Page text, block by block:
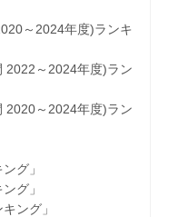
～2024年度)ランキ
～2024年度)ラン
～2024年度)ラン
グ」
グ」
ング」